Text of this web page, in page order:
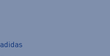
adidas